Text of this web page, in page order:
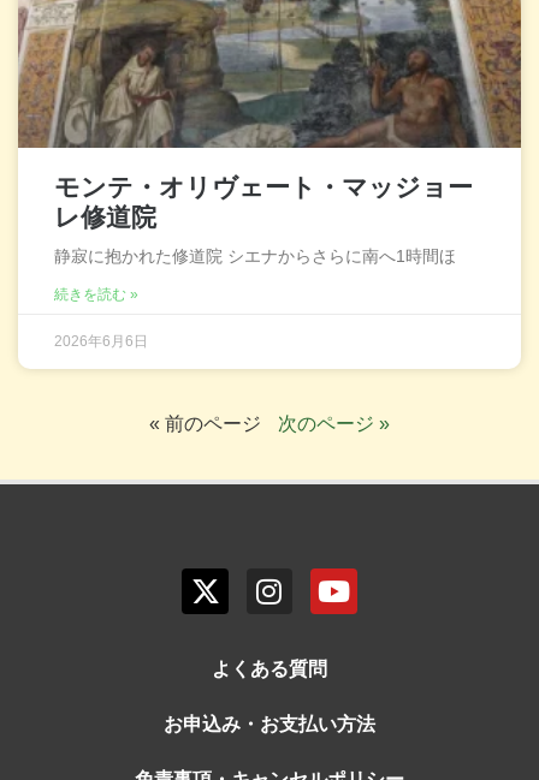
モンテ・オリヴェート・マッジョー
レ修道院
静寂に抱かれた修道院 シエナからさらに南へ1時間ほ
続きを読む »
2026年6月6日
« 前のページ 次のページ »
よくある質問
お申込み・お支払い方法